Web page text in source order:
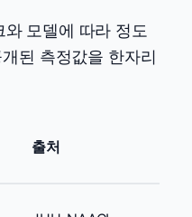
모델에 따라 정도
된 측정값을 한자리
출처